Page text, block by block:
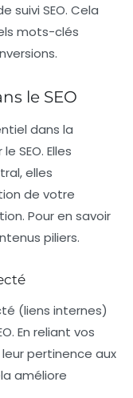
suivi SEO. Cela
mots-clés
le SEO
dans la
SEO. Elles
elles
de votre
Pour en savoir
piliers.
(liens internes)
En reliant vos
pertinence aux
améliore